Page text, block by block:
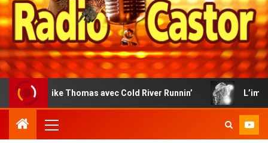
Thomas avec Cold River Runnin’ L’impertinence